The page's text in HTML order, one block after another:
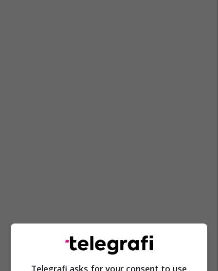
Telegrafi asks for your consent to use